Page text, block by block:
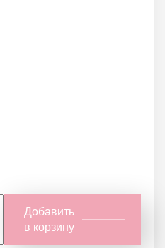
Добавить
в корзину